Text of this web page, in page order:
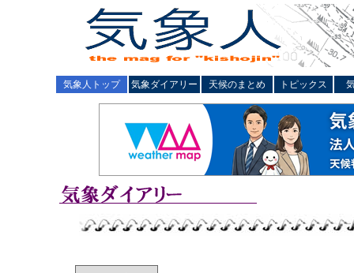
気象人トップ 気象ダイアリー 天候のまとめ トピックス